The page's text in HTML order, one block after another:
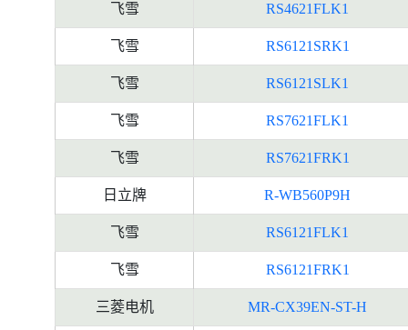
飞雪 RS4621FLK1
飞雪 RS6121SRK1
飞雪 RS6121SLK1
飞雪 RS7621FLK1
飞雪 RS7621FRK1
日立牌 R-WB560P9H
飞雪 RS6121FLK1
飞雪 RS6121FRK1
三菱电机 MR-CX39EN-ST-H